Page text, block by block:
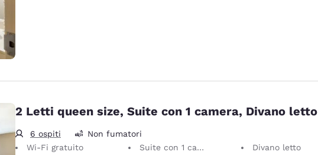
2 Letti queen size, Suite con 1 camera, Divano letto
6 ospiti
Non fumatori
Wi-Fi gratuito
Suite con 1 camera
Divano letto